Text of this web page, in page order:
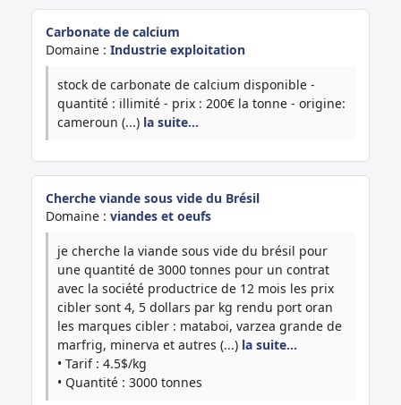
Carbonate de calcium
Domaine : Industrie exploitation
stock de carbonate de calcium disponible -
quantité : illimité - prix : 200€ la tonne - origine:
cameroun (...) la suite…
Cherche viande sous vide du Brésil
Domaine : viandes et oeufs
je cherche la viande sous vide du brésil pour
une quantité de 3000 tonnes pour un contrat
avec la société productrice de 12 mois les prix
cibler sont 4, 5 dollars par kg rendu port oran
les marques cibler : mataboi, varzea grande de
marfrig, minerva et autres (...) la suite…
• Tarif : 4.5$/kg
• Quantité : 3000 tonnes